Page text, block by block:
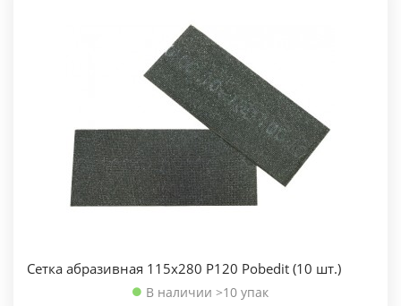
Сетка абразивная 115х280 Р120 Pobedit (10 шт.)
В наличии >10 упак